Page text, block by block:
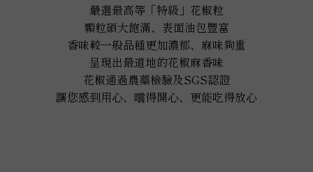
嚴選最高等「特級」花椒粒
顆粒碩大飽滿、表面油包豐富
香味較一般品種更加濃郁、麻味夠重
呈現出最道地的花椒麻香味
花椒通過農藥檢驗及SGS認證
讓您感到用心、嚐得開心、更能吃得放心